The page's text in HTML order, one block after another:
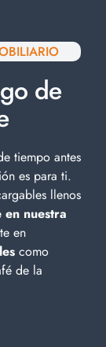
de
tiempo antes
es para ti.
llenos
nuestra
en
como
de la